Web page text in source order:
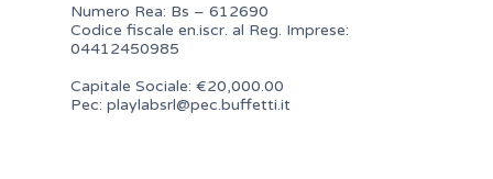
Numero Rea: Bs – 612690
Codice fiscale en.iscr. al Reg. Imprese:
04412450985
Capitale Sociale: €20,000.00
Pec: playlabsrl@pec.buffetti.it